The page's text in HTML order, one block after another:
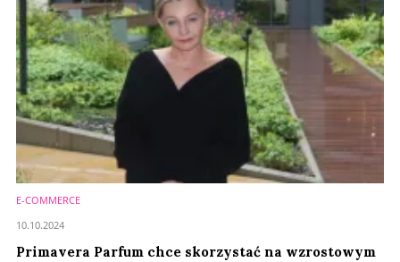
E-COMMERCE
Primavera Parfum chce skorzystać na wzrostowym
10.10.2024